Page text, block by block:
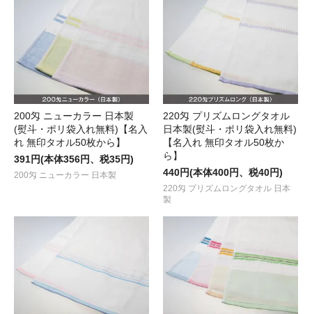
200匁 ニューカラー 日本製
(熨斗・ポリ袋入れ無料)【名入
れ 無印タオル50枚から】
391円(本体356円、税35円)
200匁 ニューカラー 日本製
220匁 プリズムロングタオル
日本製(熨斗・ポリ袋入れ無料)
【名入れ 無印タオル50枚か
ら】
440円(本体400円、税40円)
220匁 プリズムロングタオル 日本
製